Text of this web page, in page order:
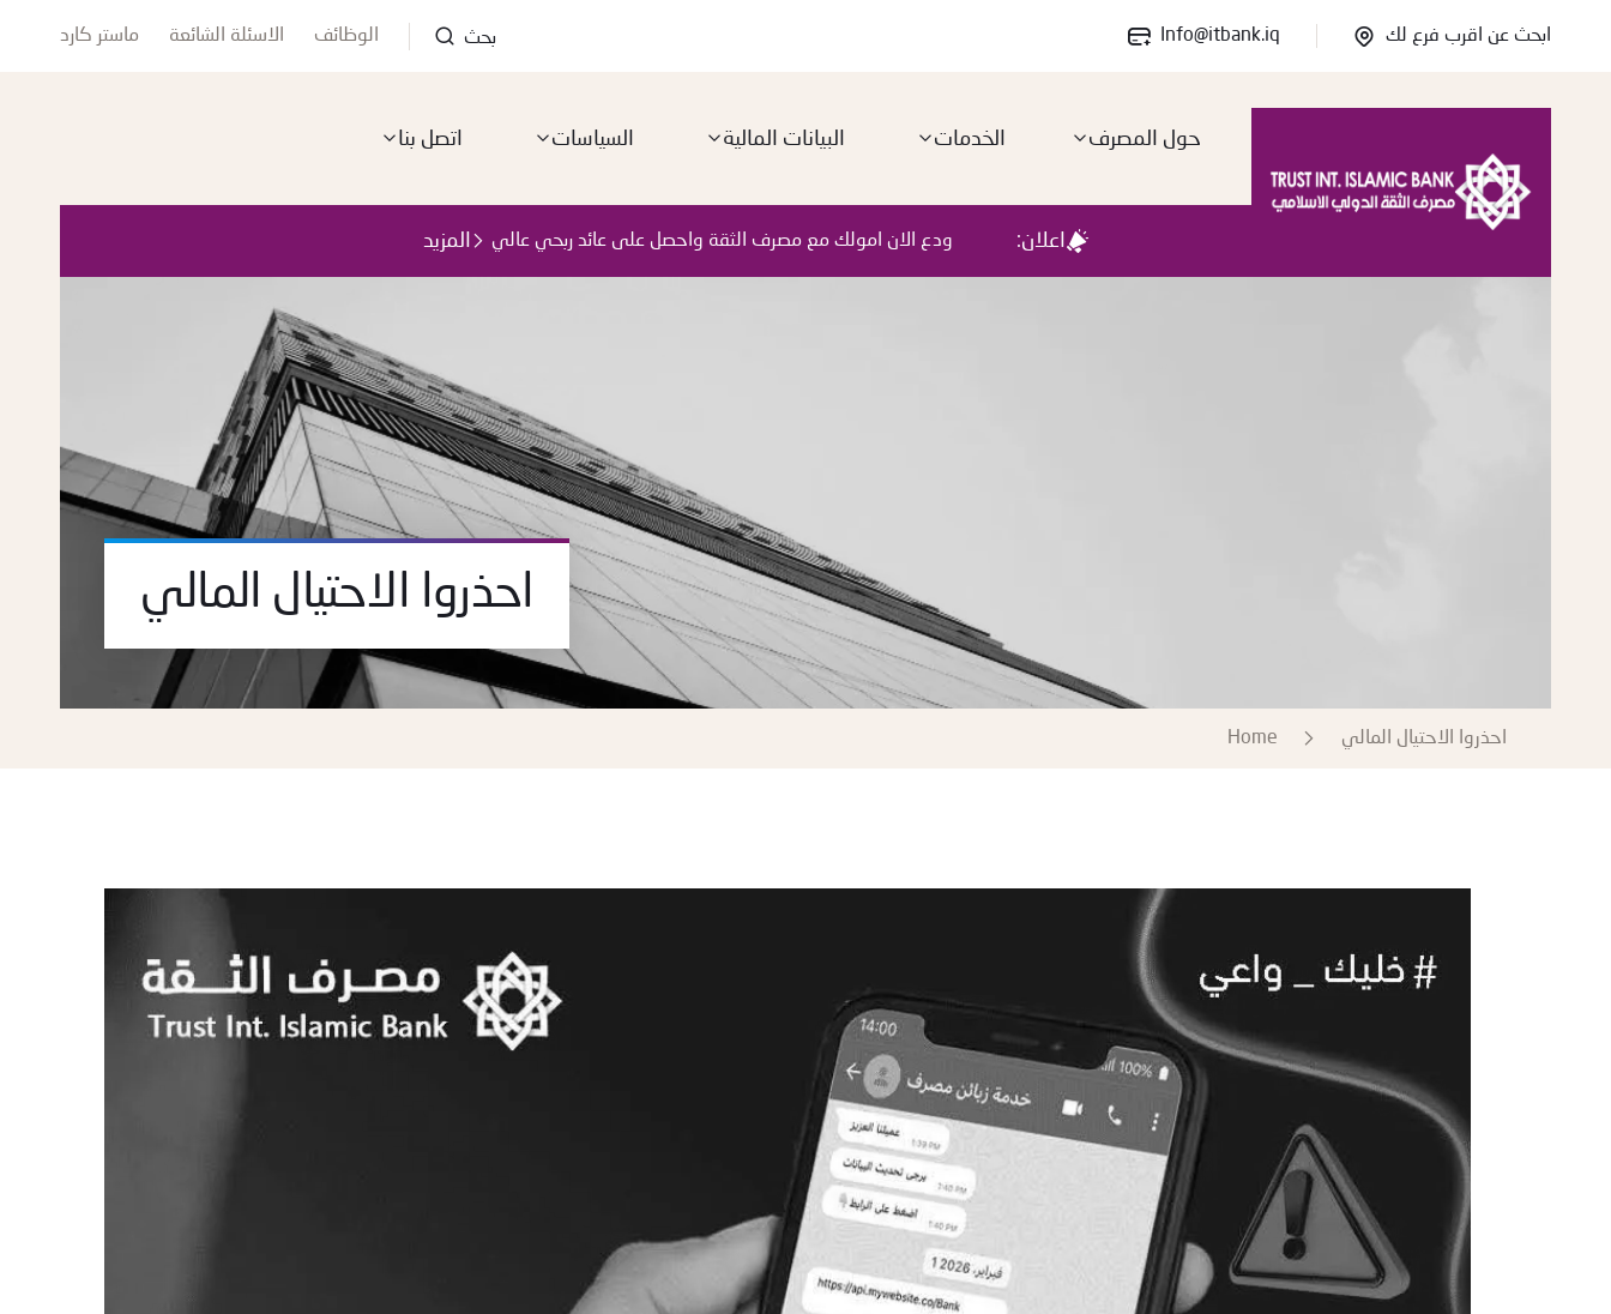
Info@itbank.iq ابحث عن اقرب فرع لك ماستر كارد الاسئلة الشائعة الوظائف بحث
حول المصرف الخدمات البيانات المالية السياسات اتصل بنا
اعلان: ودع الان امولك مع مصرف الثقة واحصل على عائد ربحي عالي المزيد
احذروا الاحتيال المالي
Home احذروا الاحتيال المالي